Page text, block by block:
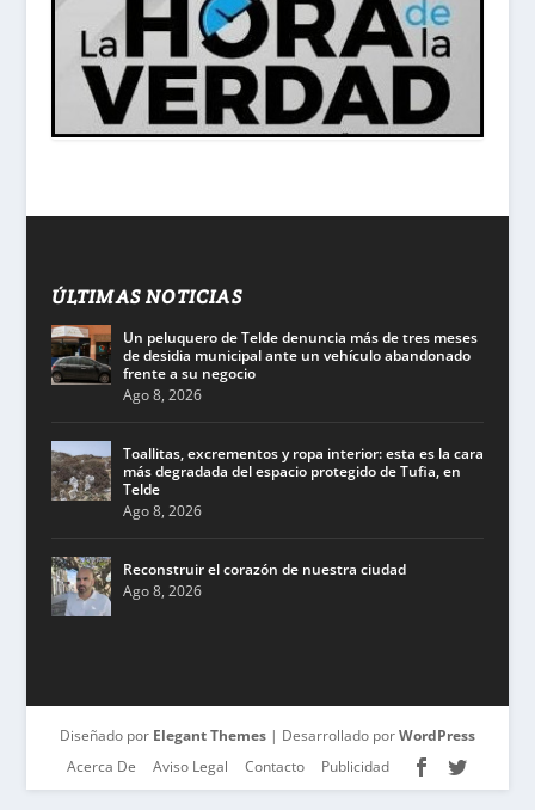
ÚLTIMAS NOTICIAS
Un peluquero de Telde denuncia más de tres meses
de desidia municipal ante un vehículo abandonado
frente a su negocio
Ago 8, 2026
Toallitas, excrementos y ropa interior: esta es la cara
más degradada del espacio protegido de Tufia, en
Telde
Ago 8, 2026
Reconstruir el corazón de nuestra ciudad
Ago 8, 2026
Diseñado por Elegant Themes| Desarrollado porWordPress
Acerca De
Aviso Legal Contacto Publicidad